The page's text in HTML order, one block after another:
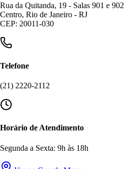
Rua da Quitanda, 19 - Salas 901 e 902
Centro, Rio de Janeiro - RJ
CEP: 20011-030
Telefone
(21) 2220-2112
Horário de Atendimento
Segunda a Sexta: 9h às 18h